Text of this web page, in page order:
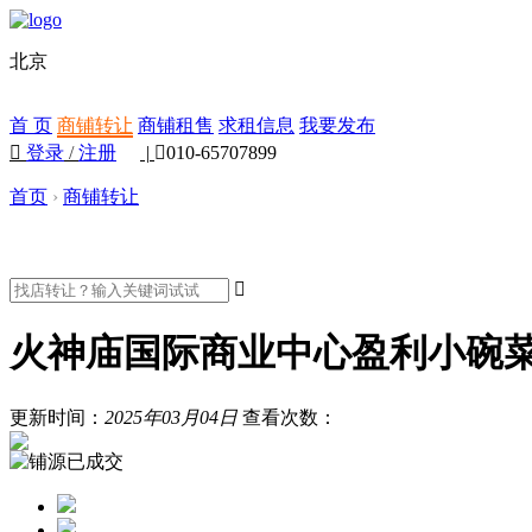
北京
首 页 商铺转让 商铺租售 求租信息 我要发布
 登录 /注册 | 010-65707899
首页 › 商铺转让

火神庙国际商业中心盈利小碗
更新时间： 2025年03月04日 查看次数：